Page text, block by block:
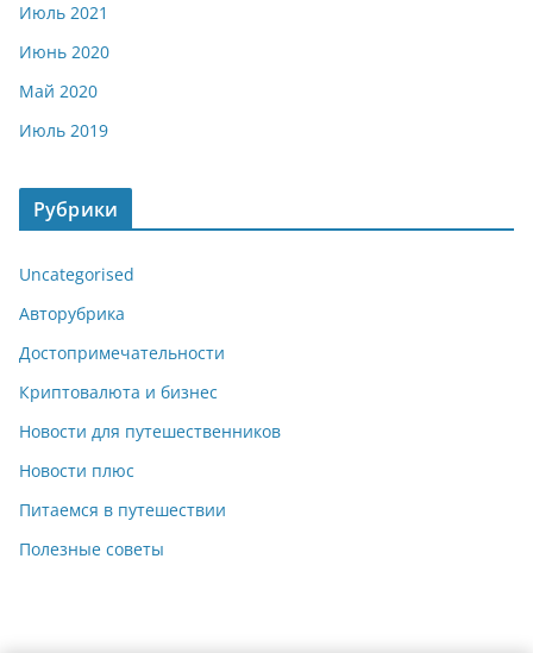
Июль 2021
Июнь 2020
Май 2020
Июль 2019
Рубрики
Uncategorised
Авторубрика
Достопримечательности
Криптовалюта и бизнес
Новости для путешественников
Новости плюс
Питаемся в путешествии
Полезные советы